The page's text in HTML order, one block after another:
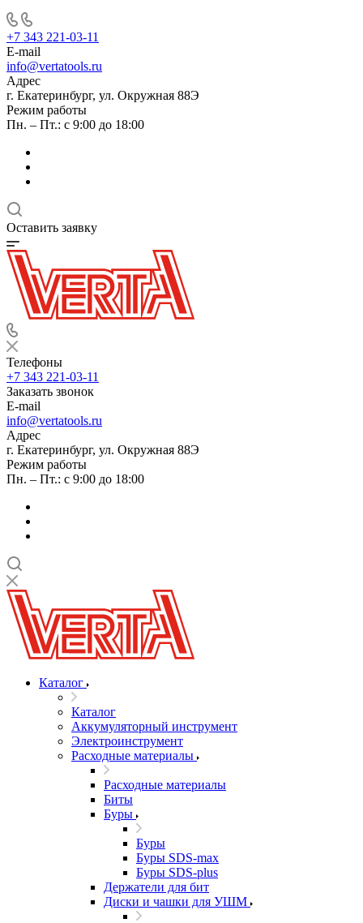
+7 343 221-03-11
E-mail
info@vertatools.ru
Адрес
г. Екатеринбург, ул. Окружная 88Э
Режим работы
Пн. – Пт.: с 9:00 до 18:00
Оставить заявку
Телефоны
+7 343 221-03-11
Заказать звонок
E-mail
info@vertatools.ru
Адрес
г. Екатеринбург, ул. Окружная 88Э
Режим работы
Пн. – Пт.: с 9:00 до 18:00
Каталог
Каталог
Аккумуляторный инструмент
Электроинструмент
Расходные материалы
Расходные материалы
Биты
Буры
Буры
Буры SDS-max
Буры SDS-plus
Держатели для бит
Диски и чашки для УШМ